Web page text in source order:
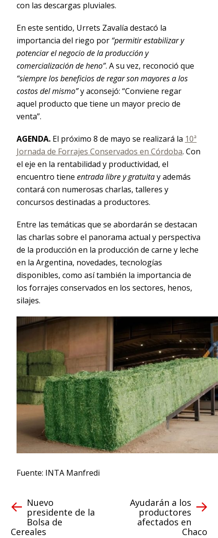
con las descargas pluviales.
En este sentido, Urrets Zavalía destacó la
importancia del riego por “permitir estabilizar y
potenciar el negocio de la producción y
comercialización de heno”. A su vez, reconoció que
“siempre los beneficios de regar son mayores a los
costos del mismo”y aconsejó: “Conviene regar
aquel producto que tiene un mayor precio de
venta”.
AGENDA. El próximo 8 de mayo se realizará la 10ª
Jornada de Forrajes Conservados en Córdoba. Con
el eje en la rentabilidad y productividad, el
encuentro tiene entrada libre y gratuitay además
contará con numerosas charlas, talleres y
concursos destinadas a productores.
Entre las temáticas que se abordarán se destacan
las charlas sobre el panorama actual y perspectiva
de la producción en la producción de carne y leche
en la Argentina, novedades, tecnologías
disponibles, como así también la importancia de
los forrajes conservados en los sectores, henos,
silajes.
Fuente: INTA Manfredi
Nuevo
presidente de la
Bolsa de
Cereales
Ayudarán a los
productores
afectados en
Chaco